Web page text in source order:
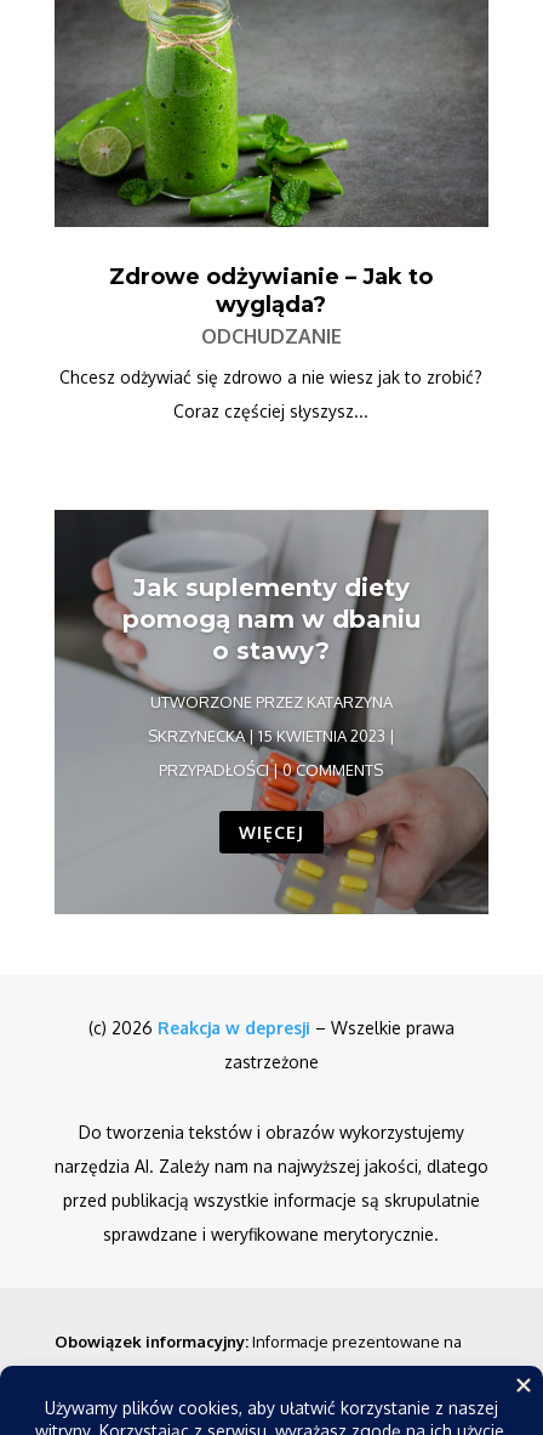
Zdrowe odżywianie – Jak to
wygląda?
ODCHUDZANIE
Chcesz odżywiać się zdrowo a nie wiesz jak to zrobić?
Coraz częściej słyszysz...
Jak suplementy diety
pomogą nam w dbaniu
o stawy?
UTWORZONE PRZEZ KATARZYNA
SKRZYNECKA|15 KWIETNIA 2023 |
PRZYPADŁOŚCI| 0 COMMENTS
WIĘCEJ
(c) 2026 Reakcja w depresji – Wszelkie prawa
zastrzeżone
Do tworzenia tekstów i obrazów wykorzystujemy
narzędzia AI. Zależy nam na najwyższej jakości, dlatego
przed publikacją wszystkie informacje są skrupulatnie
sprawdzane i weryfikowane merytorycznie.
Obowiązek informacyjny: Informacje prezentowane na
prawa. Mają one charakter ogólny i nie powinny być